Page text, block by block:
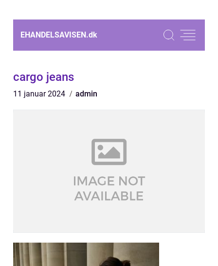
EHANDELSAVISEN.dk
cargo jeans
11 januar 2024 admin